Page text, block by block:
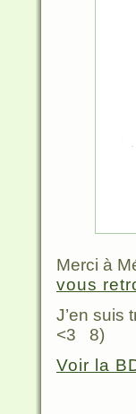
Merci à
vous
J’en suis
<3 8)
Voir la